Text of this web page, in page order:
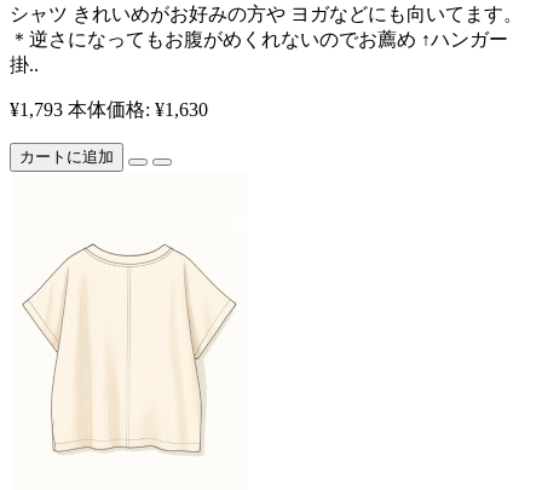
シャツ きれいめがお好みの方や ヨガなどにも向いてます。
＊逆さになってもお腹がめくれないのでお薦め ↑ハンガー
掛..
¥1,793 本体価格: ¥1,630
カートに追加